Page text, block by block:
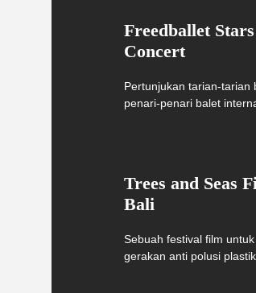
Freedballet
Concert
Pertunjukan tarian-tarian
penari-penari balet
Trees and Seas
Bali
Sebuah festival film
gerakan anti polusi plastik.